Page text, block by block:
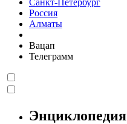
Санкт-Петербург
Россия
Алматы
Вацап
Телеграмм
Энциклопедия